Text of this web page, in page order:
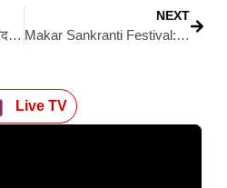
Siwan Politics: जदयू का सदस्यता अभियान तेज करने पर जोर, गांव-गांव तक संगठन मजबूत करने की रणनीति
NEXT
Makar Sankranti Festival: सिवान में मकर संक्रांति महोत्सव में संस्कृति, उत्साह और उल्लास का संगम
Live TV